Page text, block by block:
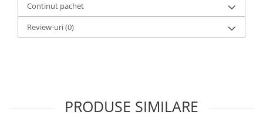
Continut pachet
Review-uri(0)
PRODUSE SIMILARE